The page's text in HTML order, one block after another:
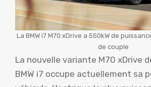
La BMW i7 M70 xDrive a 550kW de
de couple
La nouvelle variante M70 xDrive
BMW i7 occupe actuellement sa